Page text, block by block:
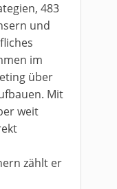
483
und
im
über
Mit
weit
zählt er